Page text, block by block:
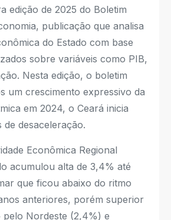
edição de 2025 do Boletim
publicação que analisa
do Estado com base
sobre variáveis como PIB,
Nesta edição, o boletim
um crescimento expressivo da
em 2024, o Ceará inicia
de desaceleração.
Econômica Regional
acumulou alta de 3,4% até
que ficou abaixo do ritmo
anteriores, porém superior
pelo Nordeste (2,4%) e